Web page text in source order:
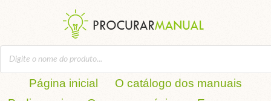
Página inicial
O catálogo dos manuais